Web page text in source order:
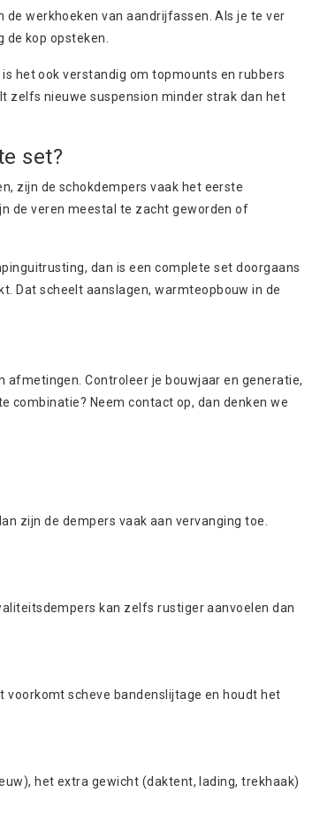
werkhoeken van aandrijfassen. Als je te ver
kop opsteken.
het ook verstandig om topmounts enrubbers
zelfs nieuwe suspension minder strak dan het
set?
zijn de schokdempers vaak het eerste
de veren meestal te zacht geworden of
dan is een complete set doorgaans
Dat scheelt aanslagen, warmteopbouw in de
afmetingen. Controleer je bouwjaar en generatie,
combinatie? Neem contact op, dan denken we
zijn de dempers vaak aan vervanging toe.
kan zelfs rustiger aanvoelen dan
voorkomt scheve bandenslijtage en houdt het
het extra gewicht (daktent, lading, trekhaak)